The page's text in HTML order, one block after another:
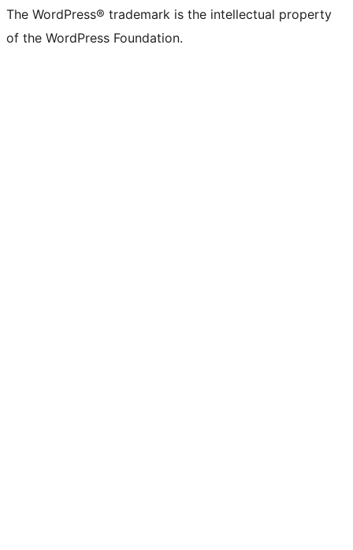
The WordPress® trademark is the intellectual property
of the WordPress Foundation.